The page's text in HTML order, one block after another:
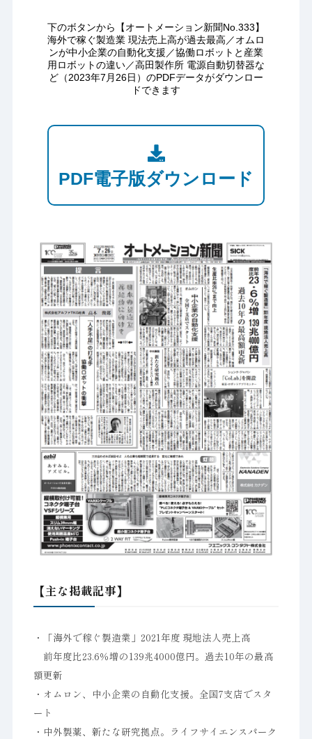
下のボタンから【オートメーション新聞No.333】
海外で稼ぐ製造業 現法売上高が過去最高／オムロ
ンが中小企業の自動化支援／協働ロボットと産業
用ロボットの違い／高田製作所 電源自動切替器な
ど（2023年7月26日）のPDFデータがダウンロー
ドできます
PDF電子版ダウンロード
【主な掲載記事】
・「海外で稼ぐ製造業」2021年度 現地法人売上高
前年度比23.6％増の139兆4000億円。過去10年の最高
額更新
・オムロン、中小企業の自動化支援。全国7支店でスタ
ート
・中外製薬、新たな研究拠点。ライフサイエンスパーク